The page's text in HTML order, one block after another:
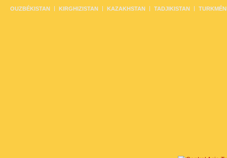
OUZBÉKISTAN KIRGHIZISTAN KAZAKHSTAN TADJIKISTAN